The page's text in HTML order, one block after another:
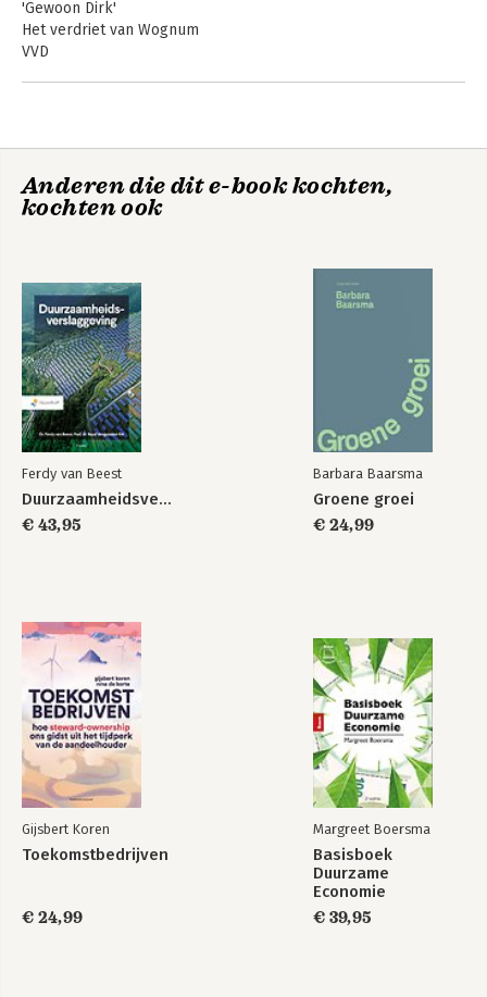
De opkomst en
Bekijk alle boeken
'Gewoon Dirk'
Het verdriet van Wognum
VVD
Anderen die dit e-book kochten,
kochten ook
Ferdy van Beest
Duurzaamheidsverslaggeving
€ 43,95
Barbara Baarsma
Groene groei
€ 24,99
Gijsbert Koren
Toekomstbedrijven
€ 24,99
Margreet Boersma
Basisboek
Duurzame
Economie
€ 39,95